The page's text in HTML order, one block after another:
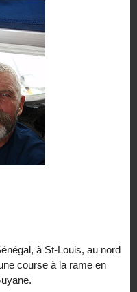
à St-Louis, au nord
course à la rame en